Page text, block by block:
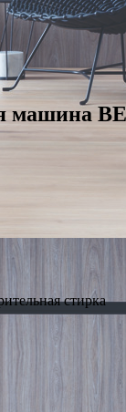
машина
стирка